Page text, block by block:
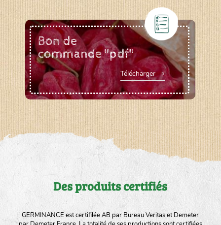
Bon de
commande "pdf"
Télécharger
Des produits certifiés
GERMINANCE est certifilée AB par Bureau Veritas et Demeter